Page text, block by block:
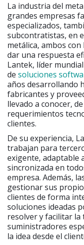
La industria del
grandes empresas
especializados,
subcontratistas, en
metálica, ambos
dar una respuesta
Lantek, líder
de soluciones
años desarrollando
fabricantes y
llevado a conocer,
requerimientos
clientes.
De su experiencia,
trabajan para
exigente, adaptable
sincronizada en
empresa. Además,
gestionar sus
clientes de forma
soluciones ideadas
resolver y facilitar la
suministradores
la idea desde el